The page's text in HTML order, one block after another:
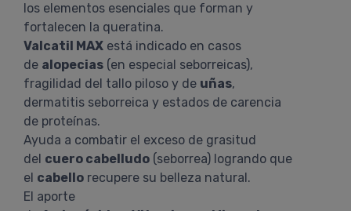
los elementos esenciales que forman y
fortalecen la queratina.
Valcatil MAX está indicado en casos
de alopecias (en especial seborreicas),
fragilidad del tallo piloso y de uñas,
dermatitis seborreica y estados de carencia
de proteínas.
Ayuda a combatir el exceso de grasitud
del cuero cabelludo (seborrea) logrando que
el cabello recupere su belleza natural.
El aporte